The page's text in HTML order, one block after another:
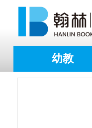
幼教